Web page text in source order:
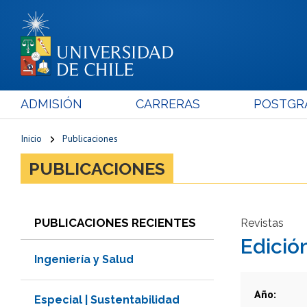
ADMISIÓN CARRERAS
Inicio Publicaciones
PUBLICACIONES
PUBLICACIONES RECIENTES
Ingeniería y Salud
Especial | Sustentabilidad
Revistas
Año